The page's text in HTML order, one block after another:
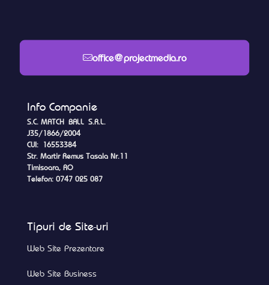
office@projectmedia.ro
Info Companie
S.C. MATCH BALL S.R.L.
J35/1866/2004
CUI: 16553384
Str. Martir Remus Tasala Nr.11
Timisoara, RO
Telefon: 0747 025 087
Tipuri de Site-uri
Web Site Prezentare
Web Site Business